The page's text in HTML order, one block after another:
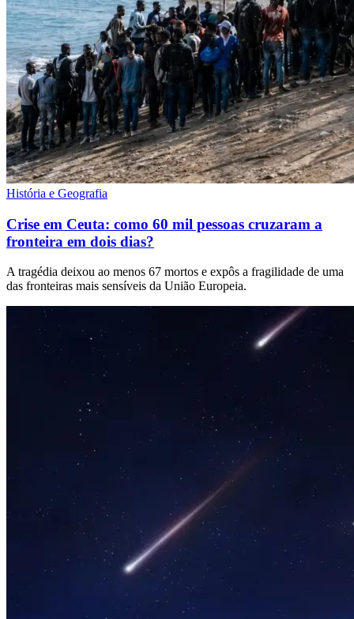
História e Geografia
Crise em Ceuta: como 60 mil pessoas cruzaram a
fronteira em dois dias?
A tragédia deixou ao menos 67 mortos e expôs a fragilidade de uma
das fronteiras mais sensíveis da União Europeia.